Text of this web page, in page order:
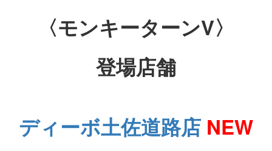
〈モンキーターンV〉
登場店舗
ディーボ土佐道路店 NEW